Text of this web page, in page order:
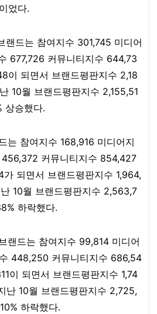
었다.​​​​​​
랜드는 참여지수 301,745 미디어
677,726 커뮤니티지수 644,73
이 되면서 브랜드평판지수 2,18
10월 브랜드평판지수 2,155,51
상승했다.​
는 참여지수 168,916 미디어지
커뮤니티지수 854,427
되면서 브랜드평판지수 1,964,
10월 브랜드평판지수 2,563,7
하락했다.​
랜드는 참여지수 99,814 미디어
448,250 커뮤니티지수 686,54
이 되면서 브랜드평판지수 1,74
난 10월 브랜드평판지수 2,725,
하락했다.​